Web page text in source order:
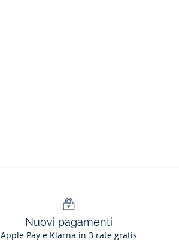
Nuovi pagamenti
Apple Pay e Klarna in 3 rate gratis